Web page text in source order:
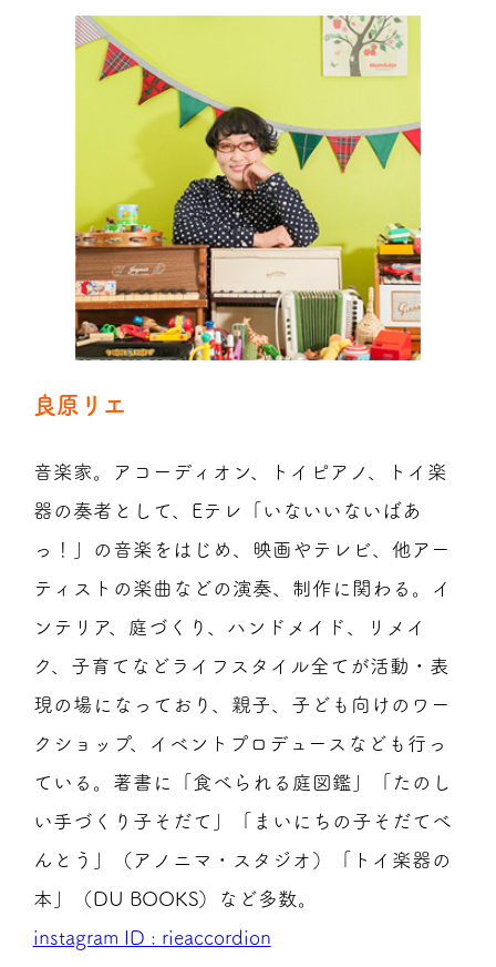
良原リエ
音楽家。アコーディオン、トイピアノ、トイ楽
器の奏者として、Eテレ「いないいないばあ
っ！」の音楽をはじめ、映画やテレビ、他アー
ティストの楽曲などの演奏、制作に関わる。イ
ンテリア、庭づくり、ハンドメイド、リメイ
ク、子育てなどライフスタイル全てが活動・表
現の場になっており、親子、子ども向けのワー
クショップ、イベントプロデュースなども行っ
ている。著書に「食べられる庭図鑑」「たのし
い手づくり子そだて」「まいにちの子そだてべ
んとう」（アノニマ・スタジオ）「トイ楽器の
本」（DU BOOKS）など多数。
instagram ID : rieaccordion